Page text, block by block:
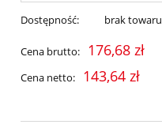
Dostępność: brak towaru
Cena brutto: 176,68 zł
Cena netto: 143,64 zł